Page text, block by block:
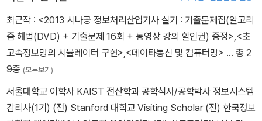
최근작 : <2013 시나공 정보처리산업기사 실기 : 기출문제집(알고리
즘 해법(DVD) + 기출문제 16회 + 동영상 강의 할인권) 증정>,<초
고속정보망의 시뮬레이터 구현>,<데이타통신 및 컴퓨터망> … 총 2
9종 (모두보기)
서울대학교 이학사 KAIST 전산학과 공학석사/공학박사 정보시스템
감리사(1기) (전) Stanford 대학교 Visiting Scholar (전) 한국정보